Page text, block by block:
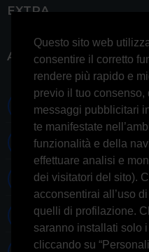
Questo sito web
consentire il corretto
rendere più rapido e
previo il tuo
messaggi pubblicitari
te manifestate
funzionalità e della
effettuare analisi e
dei visitatori del sito).
acconsentirai all’uso
quelli di profilazione.
saranno installati solo
cliccando su
EXTRA
ACCOUNT
0697245677
Whatsapp
Informazioni
Informazioni